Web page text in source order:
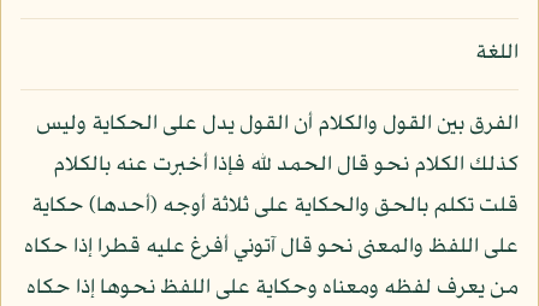
اللغة
الفرق بين القول والكلام أن القول يدل على الحكاية وليس
كذلك الكلام نحو قال الحمد لله فإذا أخبرت عنه بالكلام
قلت تكلم بالحق والحكاية على ثلاثة أوجه (أحدها) حكاية
على اللفظ والمعنى نحو قال آتوني أفرغ عليه قطرا إذا حكاه
من يعرف لفظه ومعناه وحكاية على اللفظ نحوها إذا حكاه